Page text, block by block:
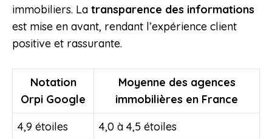
immobiliers. La transparence des informations
est mise en avant, rendant l’expérience client
positive et rassurante.
Notation
Orpi Google
Moyenne des agences
immobilières en France
4,9 étoiles
4,0 à 4,5 étoiles